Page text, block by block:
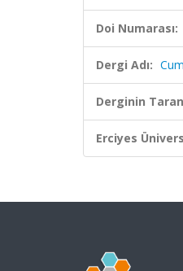
Doi Numarası:
Dergi Adı:
Derginin
Erciyes